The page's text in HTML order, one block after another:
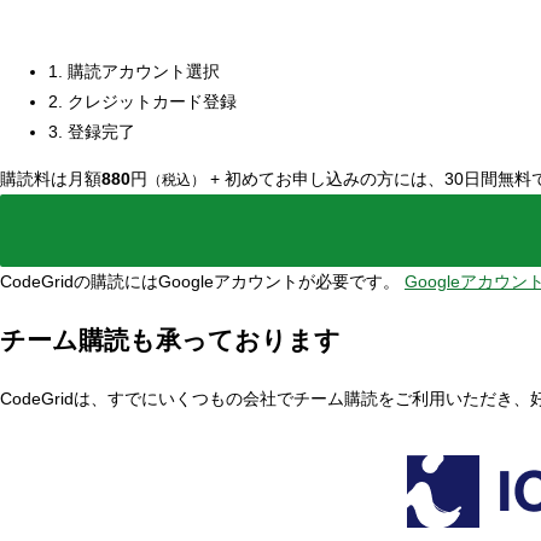
1. 購読アカウント選択
2. クレジットカード登録
3. 登録完了
購読料は月額880円 （税込） + 初めてお申し込みの方には、30日間無料
CodeGridの購読にはGoogleアカウントが必要です。 Googleアカウン
チーム購読も承っております
CodeGridは、すでにいくつもの会社でチーム購読をご利用いただき、